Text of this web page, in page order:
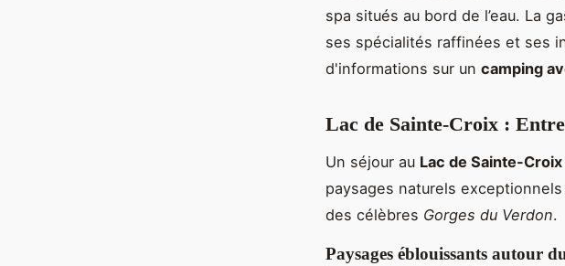
spa situés au bord de l’eau. La
ses spécialités raffinées et ses
d'informations sur un camping
Lac de Sainte-Croix :
Un séjour au Lac de Sainte-Croix
paysages naturels
des célèbres Gorges du Verdon.
Paysages éblouissants autour